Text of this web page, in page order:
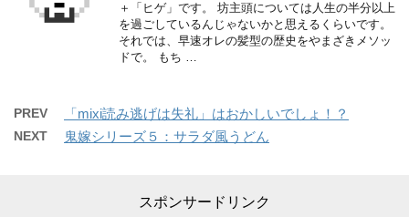
＋「ヒゲ」です。 坊主頭については人生の半分以上
を過ごしているんじゃないかと思えるくらいです。
それでは、早速オレの髪型の歴史をやまざきメソッ
ドで。 もち …
PREV 「mixi読み逃げは失礼」はおかしいでしょ！？
NEXT 鬼嫁シリーズ５：サラダ風うどん
スポンサードリンク